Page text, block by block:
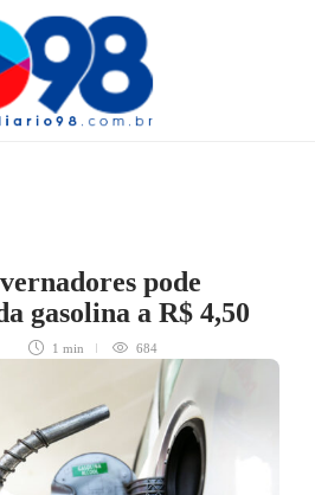
pode
gasolina a R$ 4,50
1 min 684